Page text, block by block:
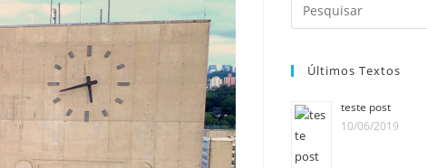
Últimos Textos
teste post
10/06/2019